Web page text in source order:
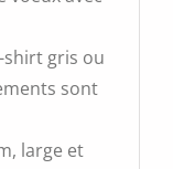
shirt gris ou
sont
large et